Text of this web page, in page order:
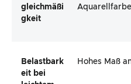
gleichmäßi
gkeit
Aquarellfarbe
Belastbark
eit bei
Hohes Maß